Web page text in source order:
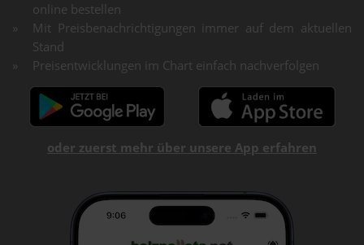
online bestellen
Mit Preisbenachrichtigungen immer auf dem aktuellen
Stand
Preisentwicklungen im Chart einfach nachverfolgen
oder zuerst mehr über unsere App erfahren